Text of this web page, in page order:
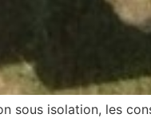
sous isolation, les